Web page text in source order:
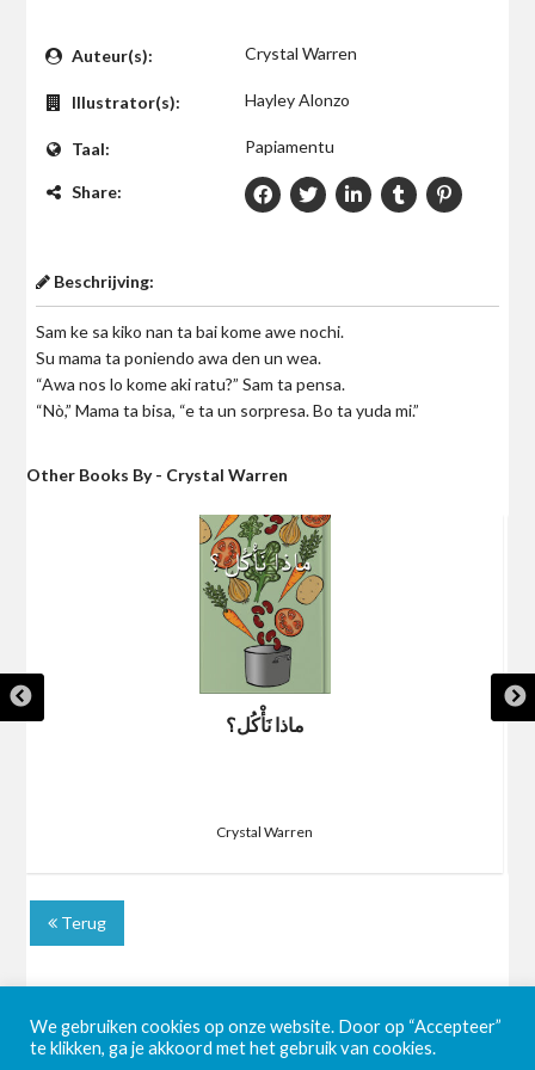
Auteur(s): Crystal Warren
Illustrator(s): Hayley Alonzo
Taal: Papiamentu
Share:
Beschrijving:
Sam ke sa kiko nan ta bai kome awe nochi.
Su mama ta poniendo awa den un wea.
“Awa nos lo kome aki ratu?” Sam ta pensa.
“Nò,” Mama ta bisa, “e ta un sorpresa. Bo ta yuda mi.”
Other Books By - Crystal Warren
ماذا نَأْكُل؟
Crystal Warren
Terug
We gebruiken cookies op onze website. Door op “Accepteer”
te klikken, ga je akkoord met het gebruik van cookies.